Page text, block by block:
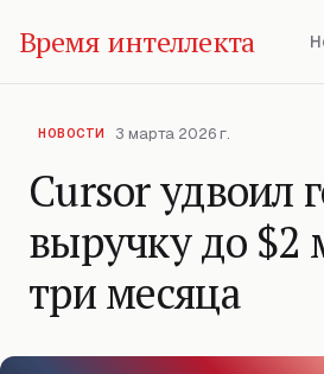
Время интеллекта
НОВОСТИ 3 марта 2026 г.
Cursor удвоил
выручку до $2
три месяца